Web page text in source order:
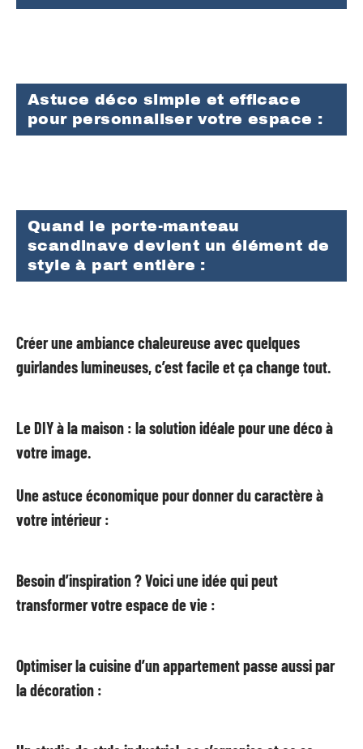
Astuce déco simple et efficace
pour personnaliser votre espace :
Quand le porte-manteau
scandinave devient un élément de
style à part entière :
Créer une ambiance chaleureuse avec quelques
guirlandes lumineuses, c’est facile et ça change tout.
Le DIY à la maison : la solution idéale pour une déco à
votre image.
Une astuce économique pour donner du caractère à
votre intérieur :
Besoin d’inspiration ? Voici une idée qui peut
transformer votre espace de vie :
Optimiser la cuisine d’un appartement passe aussi par
la décoration :